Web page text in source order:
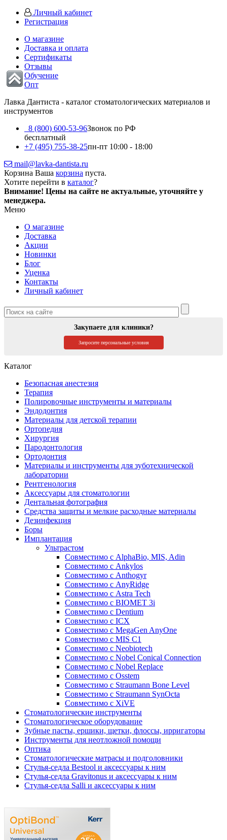
Личный кабинет
Регистрация
О магазине
Доставка и оплата
Сертификаты
Отзывы
Обучение
Опт
Лавка Дантиста - каталог стоматологических материалов и
инструментов
8 (800) 600-53-96Звонок по РФ
бесплатный
+7 (495) 755-38-25пн-пт 10:00 - 18:00
mail@lavka-dantista.ru
Корзина Ваша корзина пуста.
Хотите перейти в каталог?
Внимание! Цены на сайте не актуальные, уточняйте у
менеджера.
Меню
О магазине
Доставка
Акции
Новинки
Блог
Уценка
Контакты
Личный кабинет
Закупаете для клиники?
Запросите персональные условия
Каталог
Безопасная анестезия
Терапия
Полировочные инструменты и материалы
Эндодонтия
Материалы для детской терапии
Ортопедия
Хирургия
Пародонтология
Ортодонтия
Материалы и инструменты для зуботехнической
лаборатории
Рентгенология
Аксессуары для стоматологии
Дентальная фотография
Средства защиты и мелкие расходные материалы
Дезинфекция
Боры
Имплантация
Ультрастом
Совместимо с AlphaBio, MIS, Adin
Совместимо с Ankylos
Совместимо с Anthogyr
Совместимо с AnyRidge
Совместимо с Astra Tech
Совместимо с BIOMET 3i
Совместимо с Dentium
Совместимо с ICX
Совместимо с MegaGen AnyOne
Совместимо с MIS С1
Совместимо с Neobiotech
Совместимо с Nobel Conical Connection
Совместимо с Nobel Replace
Совместимо с Osstem
Совместимо с Straumann Bone Level
Совместимо с Straumann SynOcta
Совместимо с XiVE
Стоматологические инструменты
Стоматологическое оборудование
Зубные пасты, ершики, щетки, флоссы, ирригаторы
Инструменты для неотложной помощи
Оптика
Стоматологические матрасы и подголовники
Стулья-седла Bestool и аксессуары к ним
Стулья-седла Gravitonus и аксессуары к ним
Стулья-седла Salli и аксессуары к ним